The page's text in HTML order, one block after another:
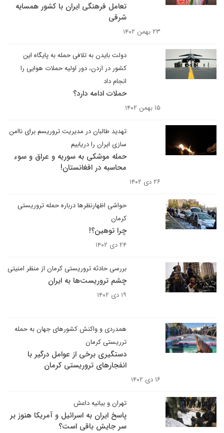
تعامل فرهنگی ایران با کشور همسایه
شرقی
۲۳ بهمن ۱۴۰۲
دولت بایدن به تلافی حمله به پایگاه این
کشور در اردن، دور اولیه حملات هوایی را
انجام داد
حملات ادامه دارد؟
۱۵ بهمن ۱۴۰۲
تهدید طالبان در مدیریت تروریسم برای ناامن
سازی ایران را دریابیم
حمله موشکی به سوریه و عراق و سوء
محاسبه در افغانستان!
۲۶ دی ۱۴۰۲
حواشی اظهارنظرها درباره حمله تروریستی
کرمان
چرا توهین؟!
۲۴ دی ۱۴۰۲
بررسی حادثه تروریستی کرمان از منظر امنیتی
چشم تروریست‌ها به ایران
۱۹ دی ۱۴۰۲
همدردی و واکنش کشورهای جهان به حمله
ترریستی کرمان
دستگیری برخی از عوامل درگیر با
انفجارهای تروریستی کرمان
۱۶ دی ۱۴۰۲
تهران و بیانیه داعش
پاسخ ایران به اسرائیل و آمریکا هنوز بر
سر جایش باقی است؟